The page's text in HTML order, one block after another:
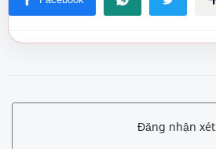
Đăng nhận xét